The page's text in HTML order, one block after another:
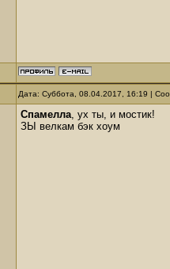
Дата: Суббота, 08.04.2017, 16:19 |
Спамелла, ух ты, и мостик!
ЗЫ велкам бэк хоум